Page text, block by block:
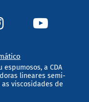
a CDA
lineares semi-
viscosidades de